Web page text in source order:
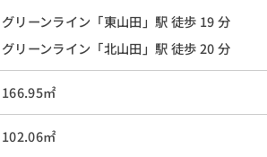
グリーンライン「東山田」駅 徒歩 19 分
グリーンライン「北山田」駅 徒歩 20 分
166.95㎡
102.06㎡